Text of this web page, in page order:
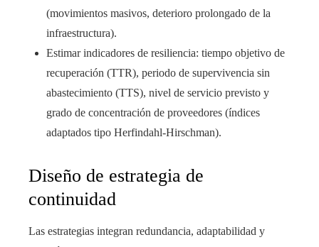
(movimientos masivos, deterioro prolongado de la
infraestructura).
Estimar indicadores de resiliencia: tiempo objetivo de
recuperación (TTR), periodo de supervivencia sin
abastecimiento (TTS), nivel de servicio previsto y
grado de concentración de proveedores (índices
adaptados tipo Herfindahl-Hirschman).
Diseño de estrategia de
continuidad
Las estrategias integran redundancia, adaptabilidad y